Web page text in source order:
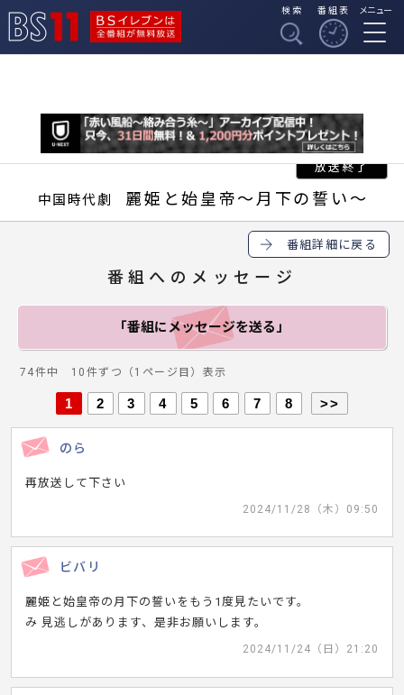
BSイレブンは全番組
検索 番組表 メニュー
中国時代劇 麗姫と始皇帝～月下の誓い～
番組詳細に戻る
番組へのメッセージ
「番組にメッセージを送る」
74件中 10件ずつ（1ページ目）表示
1 2 3 4 5 6 7 8 >>
のら
再放送して下さい
2024/11/28（木）09:50
ビバリ
麗姫と始皇帝の月下の誓いをもう1度見たいです。
み 見逃しがあります、是非お願いします。
2024/11/24（日）21:20